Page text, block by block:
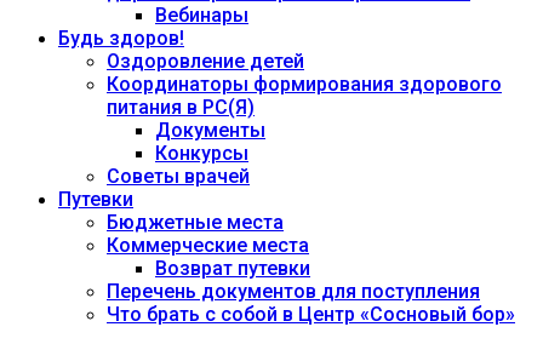
Вебинары
Будь здоров!
Оздоровление детей
Координаторы формирования здорового
питания в РС(Я)
Документы
Конкурсы
Советы врачей
Путевки
Бюджетные места
Коммерческие места
Возврат путевки
Перечень документов для поступления
Что брать с собой в Центр «Сосновый бор»